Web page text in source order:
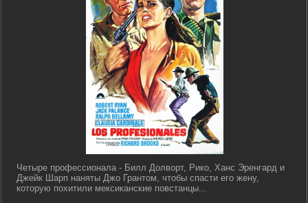
Четыре профессионала - Билл Долворт, Рико, Ханс Эренгард и
Джейк Шарп наняты Джо Грантом, чтобы спасти его жену,
которую похитили мексиканские повстанцы...